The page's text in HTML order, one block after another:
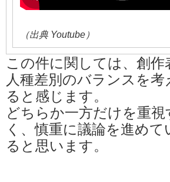
（出典 Youtube）
この件に関しては、創作
人種差別のバランスを考
ると感じます。
どちらか一方だけを重
く、慎重に議論を進めて
ると思います。